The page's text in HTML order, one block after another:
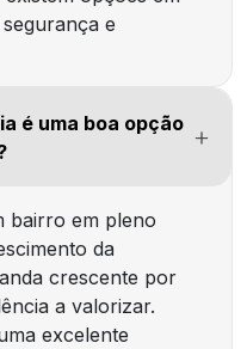
e
é uma boa opção
bairro em pleno
da
crescente por
a valorizar.
excelente